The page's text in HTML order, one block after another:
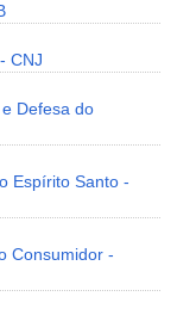
CNJ
Defesa do
Espírito Santo -
Consumidor -